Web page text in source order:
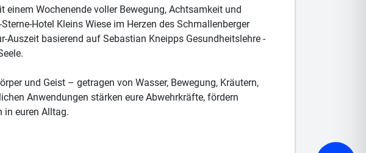
Wochenende voller Bewegung, Achtsamkeit und
Hotel Kleins Wiese im Herzen des Schmallenberger
Auszeit basierend auf Sebastian Kneipps Gesundheitslehre -
und Geist – getragen von Wasser, Bewegung, Kräutern,
Anwendungen stärken eure Abwehrkräfte, fördern
in euren Alltag.